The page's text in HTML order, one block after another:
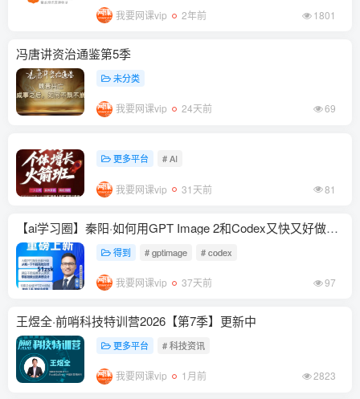
我要网课vip 2年前 1801
冯唐讲资治通鉴第5季
未分类
我要网课vip 24天前 69
更多平台 # AI
我要网课vip 31天前 81
【ai学习圈】秦阳·如何用GPT Image 2和Codex又快又好做PPT
得到 # gptimage # codex
我要网课vip 37天前 97
王煜全·前哨科技特训营2026【第7季】更新中
更多平台 # 科技资讯
我要网课vip 1月前 2823